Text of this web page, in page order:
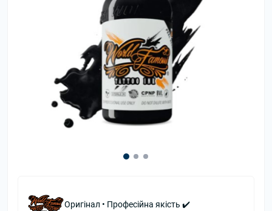
Оригінал • Професійна якість ✔️